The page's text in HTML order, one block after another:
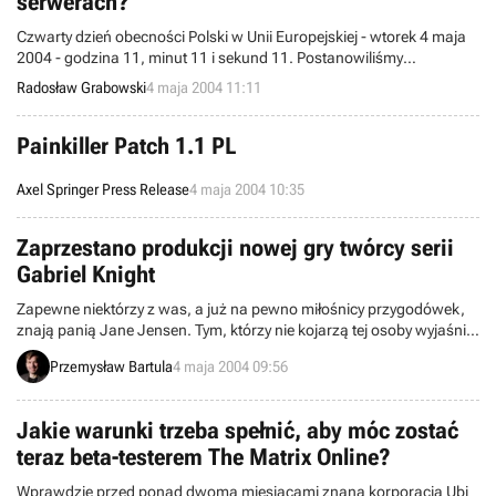
przez firmę LEM również powinna ukazać się w maju.
Czwarty dzień obecności Polski w Unii Europejskiej - wtorek 4 maja
2004 - godzina 11, minut 11 i sekund 11. Postanowiliśmy
sprawdzić, jak rysuje się sytuacja dziesięciu najpopularniejszych gier
internetowych w ramach sieci GameSpy. Z oczywistych powodów
przygotowane przez nas zestawienie (aktualna liczba serwerów i
ilość użytkowników) nie uwzględnia produktów z gatunku
Radosław Grabowski4 maja 2004 11:11
Painkiller Patch 1.1 PL
Axel Springer Press Release4 maja 2004 10:35
Zaprzestano produkcji nowej gry twórcy serii
Gabriel Knight
Zapewne niektórzy z was, a już na pewno miłośnicy przygodówek,
znają panią Jane Jensen. Tym, którzy nie kojarzą tej osoby wyjaśnię,
iż znana jest ona m.in. ze stworzenia serii „Gabriel Knight”. Na
zeszłorocznych targach E3 wraz z firmą Dreamcatcher
Dreamcatcher, tj. wydawca, przestał być zainteresowany
inwestowaniem w ów tytuł i prace developerskie zostały zawieszone.
Przemysław Bartula4 maja 2004 09:56
Jakie warunki trzeba spełnić, aby móc zostać
teraz beta-testerem The Matrix Online?
Wprawdzie przed ponad dwoma miesiącami znana korporacja Ubi